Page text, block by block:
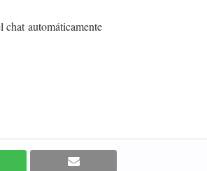
chatautomáticamente